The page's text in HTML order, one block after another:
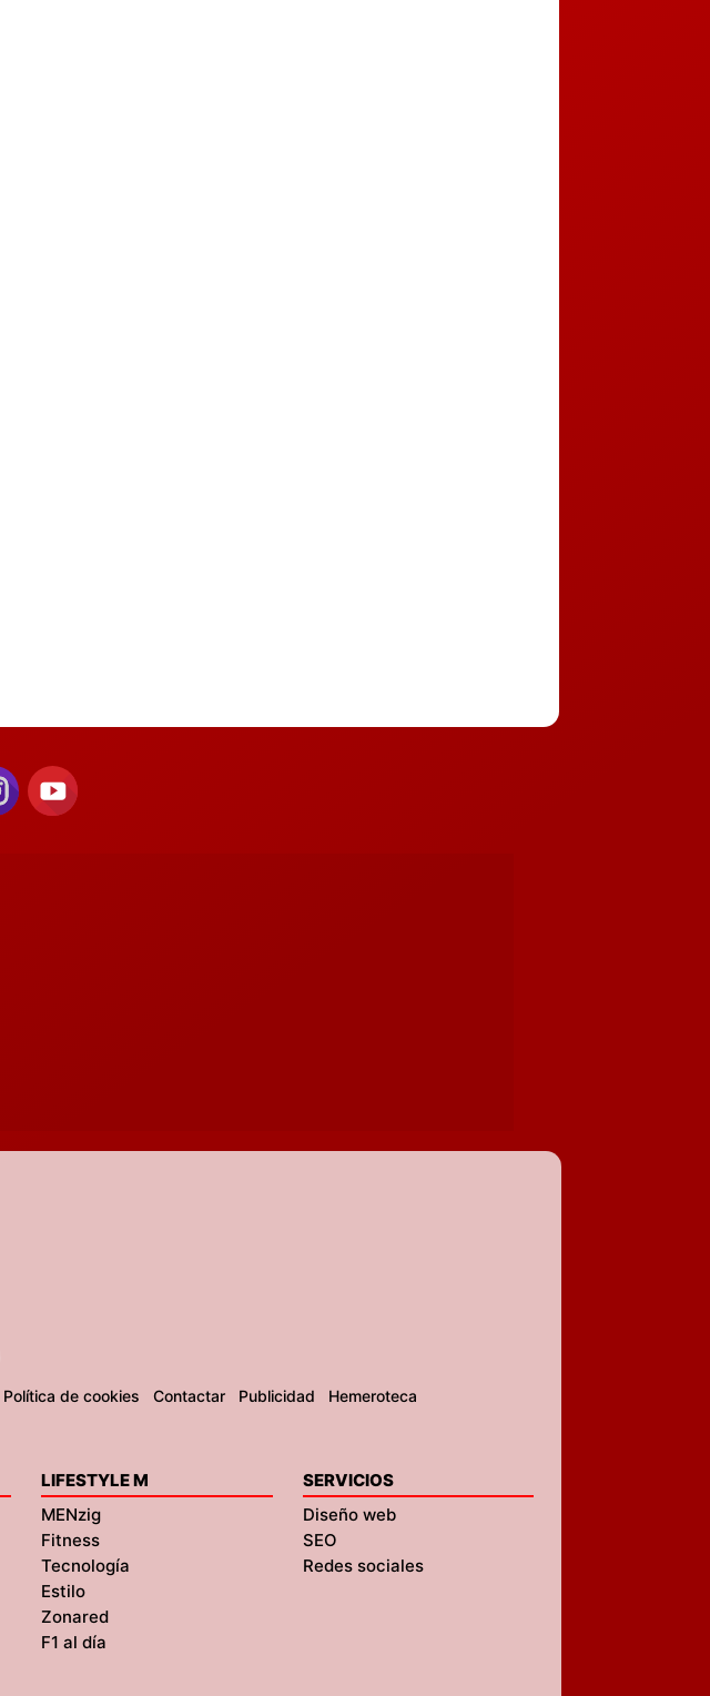
Política de cookies Contactar Publicidad Hemeroteca
LIFESTYLE M
MENzig
Fitness
Tecnología
Estilo
Zonared
F1 al día
SERVICIOS
Diseño web
SEO
Redes sociales